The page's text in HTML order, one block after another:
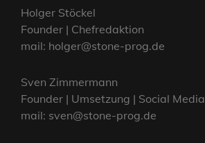
Holger Stöckel
Founder | Chefredaktion
mail: holger@stone-prog.de
Sven Zimmermann
Founder | Umsetzung | Social Media
mail: sven@stone-prog.de